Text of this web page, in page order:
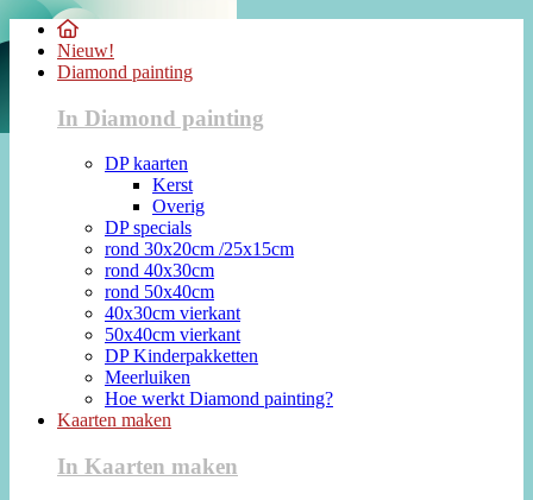
Nieuw!
Diamond painting
In Diamond painting
DP kaarten
Kerst
Overig
DP specials
rond 30x20cm /25x15cm
rond 40x30cm
rond 50x40cm
40x30cm vierkant
50x40cm vierkant
DP Kinderpakketten
Meerluiken
Hoe werkt Diamond painting?
Kaarten maken
In Kaarten maken